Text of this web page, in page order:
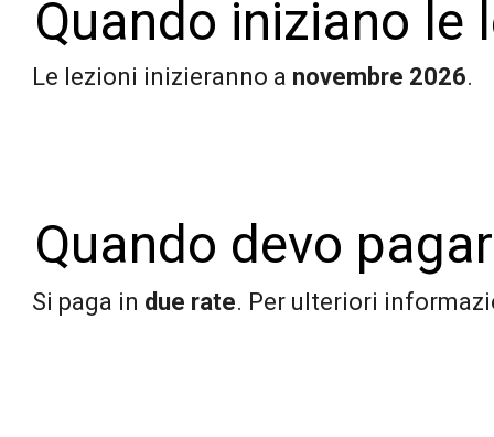
Quando iniziano le
Le lezioni inizieranno a novembre 2026.
Quando devo
Si paga in due rate. Per ulteriori